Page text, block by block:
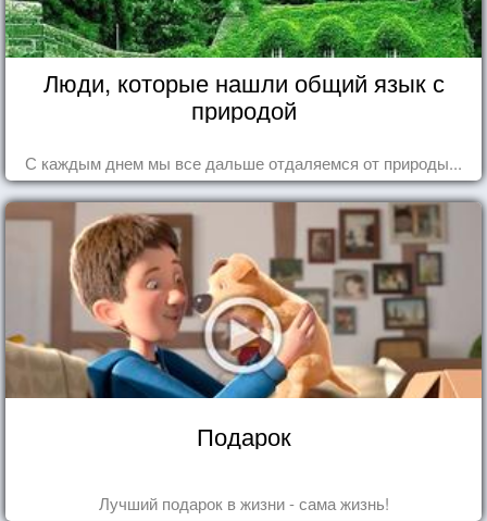
Люди, которые нашли общий язык с
природой
С каждым днем мы все дальше отдаляемся от природы...
Подарок
Лучший подарок в жизни - сама жизнь!